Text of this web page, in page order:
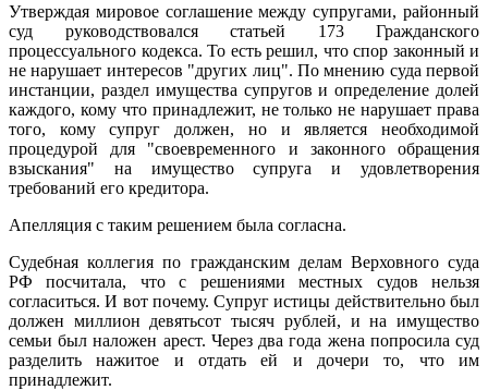
Утверждая мировое соглашение между супругами, районный
суд руководствовался статьей 173 Гражданского
процессуального кодекса. То есть решил, что спор законный и
не нарушает интересов "других лиц". По мнению суда первой
инстанции, раздел имущества супругов и определение долей
каждого, кому что принадлежит, не только не нарушает права
того, кому супруг должен, но и является необходимой
процедурой для "своевременного и законного обращения
взыскания" на имущество супруга и удовлетворения
требований его кредитора.
Апелляция с таким решением была согласна.
Судебная коллегия по гражданским делам Верховного суда
РФ посчитала, что с решениями местных судов нельзя
согласиться. И вот почему. Супруг истицы действительно был
должен миллион девятьсот тысяч рублей, и на имущество
семьи был наложен арест. Через два года жена попросила суд
разделить нажитое и отдать ей и дочери то, что им
принадлежит.